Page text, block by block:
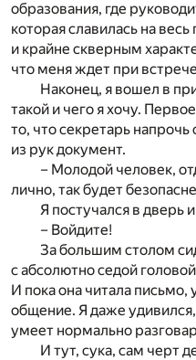
образования, где
которая славилась на
и крайне скверным
что меня ждет при
Наконец, я вошел в
такой и чего я хочу.
то, что секретарь напрочь
из рук документ.
– Молодой человек,
лично, так будет
Я постучался в дверь
– Войдите!
За большим столом
с абсолютно седой
И пока она читала письмо,
общение. Я даже удивился,
умеет нормально
И тут, сука, сам черт